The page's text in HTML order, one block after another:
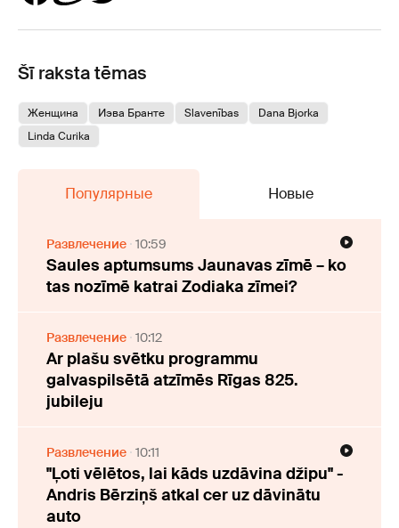
Šī raksta tēmas
Женщина Иэва Бранте Slavenības
Dana Bjorka
Linda Curika
Популярные Новые
Развлечение 10:59
Saules aptumsums Jaunavas zīmē – ko
tas nozīmē katrai Zodiaka zīmei?
Развлечение 10:12
Ar plašu svētku programmu
galvaspilsētā atzīmēs Rīgas 825.
jubileju
Развлечение 10:11
"Ļoti vēlētos, lai kāds uzdāvina džipu" -
Andris Bērziņš atkal cer uz dāvinātu
auto